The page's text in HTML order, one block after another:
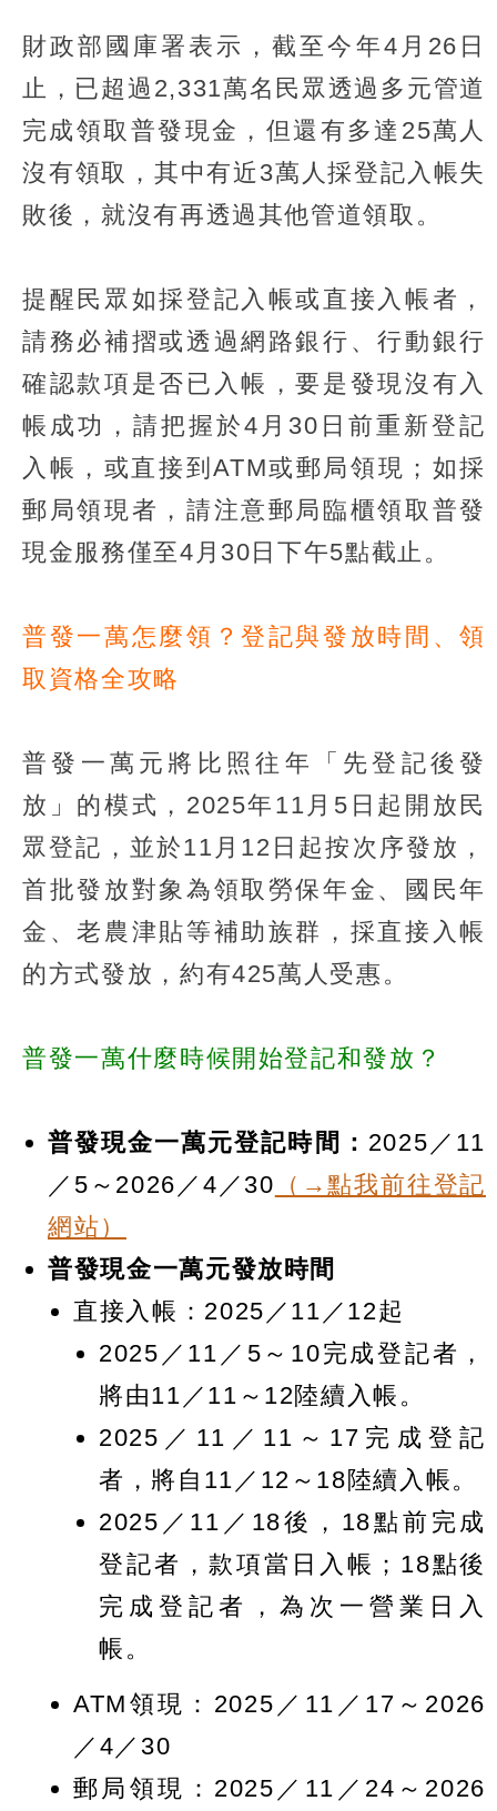
財政部國庫署表示，截至今年4月26日
止，已超過2,331萬名民眾透過多元管道
完成領取普發現金，但還有多達25萬人
沒有領取，其中有近3萬人採登記入帳失
敗後，就沒有再透過其他管道領取。
提醒民眾如採登記入帳或直接入帳者，
請務必補摺或透過網路銀行、行動銀行
確認款項是否已入帳，要是發現沒有入
帳成功，請把握於4月30日前重新登記
入帳，或直接到ATM或郵局領現；如採
郵局領現者，請注意郵局臨櫃領取普發
現金服務僅至4月30日下午5點截止。
普發一萬怎麼領？登記與發放時間、領
取資格全攻略
普發一萬元將比照往年「先登記後發
放」的模式，2025年11月5日起開放民
眾登記，並於11月12日起按次序發放，
首批發放對象為領取勞保年金、國民年
金、老農津貼等補助族群，採直接入帳
的方式發放，約有425萬人受惠。
普發一萬什麼時候開始登記和發放？
普發現金一萬元登記時間： 2025／11
／5～2026／4／30 （→點我前往登記
網站）
普發現金一萬元發放時間
直接入帳：2025／11／12起
2025／11／5～10完成登記者，
將由11／11～12陸續入帳。
2025／11／11～17完成登記
者，將自11／12～18陸續入帳。
2025／11／18後，18點前完成
登記者，款項當日入帳；18點後
完成登記者，為次一營業日入
帳。
ATM領現：2025／11／17～2026
／4／30
郵局領現：2025／11／24～2026